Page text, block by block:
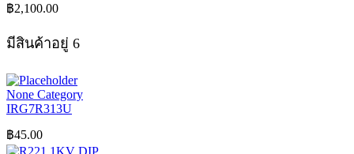
฿2,100.00
มีสินค้าอยู่ 6
None Category
IRG7R313U
฿45.00